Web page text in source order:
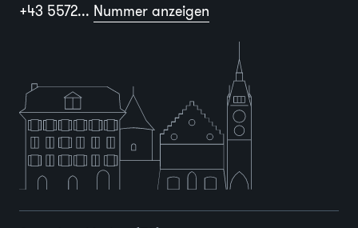
+43 5572... Nummer anzeigen